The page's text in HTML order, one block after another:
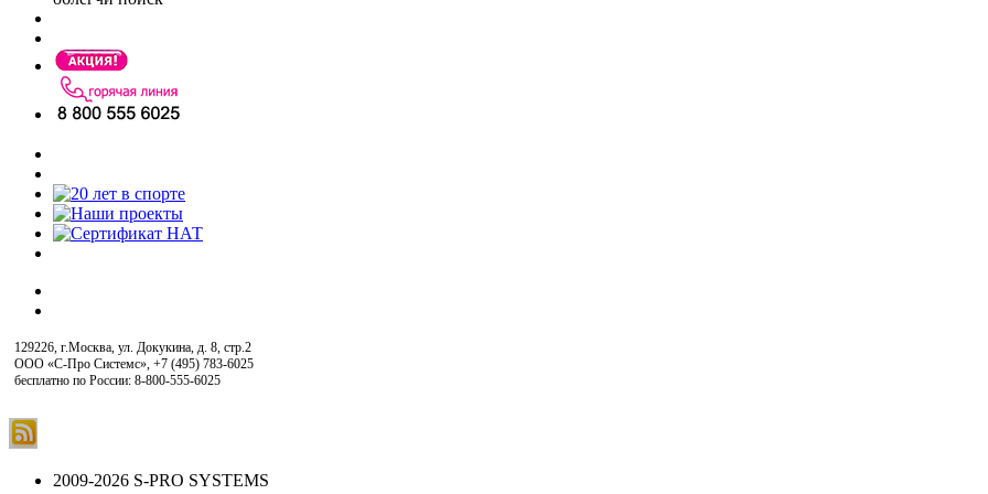
129226, г.Москва, ул. Докукина, д. 8, стр.2
ООО «С-Про Системс», +7 (495) 783-6025
бесплатно по России: 8-800-555-6025
2009-2026 S-PRO SYSTEMS